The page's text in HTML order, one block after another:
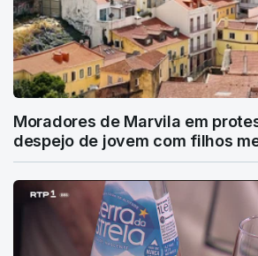
Moradores de Marvila em
despejo de jovem com filhos